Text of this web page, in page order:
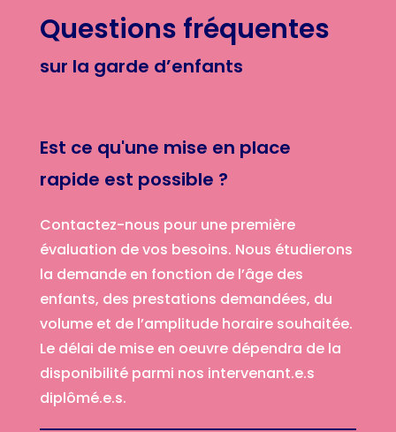
Questions fréquentes
sur la garde d’enfants
Est ce qu'une mise en place
rapide est possible ?
Contactez-nous pour une première
évaluation de vos besoins. Nous étudierons
la demande en fonction de l’âge des
enfants, des prestations demandées, du
volume et de l’amplitude horaire souhaitée.
Le délai de mise en oeuvre dépendra de la
disponibilité parmi nos intervenant.e.s
diplômé.e.s.